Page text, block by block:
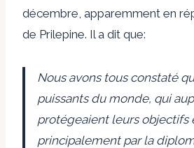
décembre, apparemment en
de Prilepine. Il a dit que:
Nous avons tous constaté
puissants du monde, qui
protégeaient leurs objectifs
principalement par la